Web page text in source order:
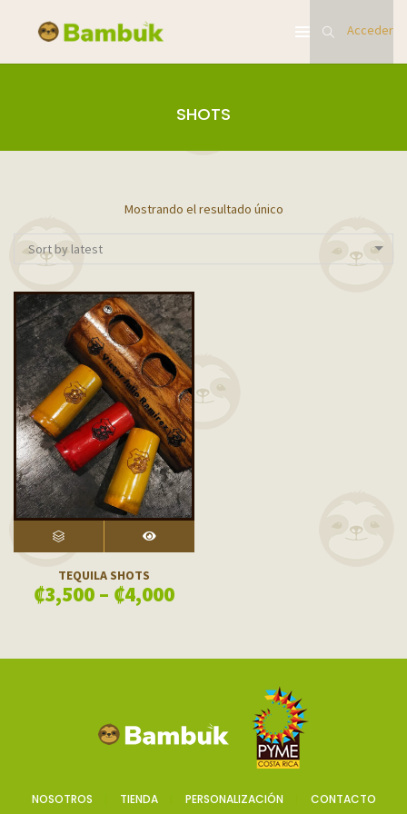
Acceder
SHOTS
Mostrando el resultado único
Sort by latest
SELECT OPTIONS VISTA RÁPIDA
TEQUILA SHOTS
₡3,500 – ₡4,000
NOSOTROS TIENDA PERSONALIZACIÓN CONTACTO